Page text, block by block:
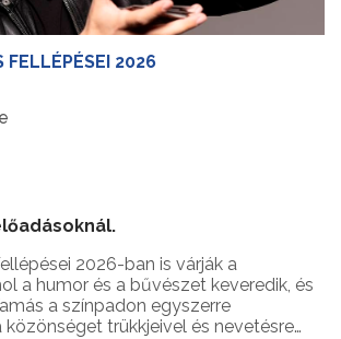
FELLÉPÉSEI 2026
2026-ban is várják a
a humor és a bűvészet keveredik, és
a színpadon egyszerre
közönséget trükkjeivel és nevetésre